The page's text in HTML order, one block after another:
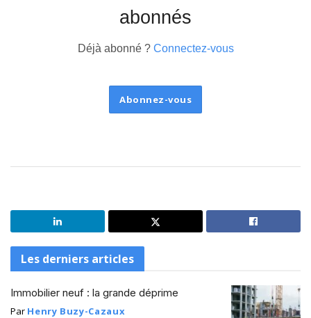
abonnés
Déjà abonné ? Connectez-vous
Abonnez-vous
Les derniers articles
Immobilier neuf : la grande déprime
Par Henry Buzy-Cazaux